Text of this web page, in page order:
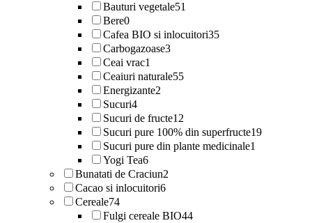
Bauturi vegetale51
Bere0
Cafea BIO si inlocuitori35
Carbogazoase3
Ceai vrac1
Ceaiuri naturale55
Energizante2
Sucuri4
Sucuri de fructe12
Sucuri pure 100% din superfructe19
Sucuri pure din plante medicinale1
Yogi Tea6
Bunatati de Craciun2
Cacao si inlocuitori6
Cereale74
Fulgi cereale BIO44